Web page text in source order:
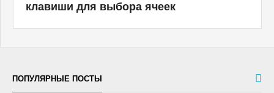
клавиши для выбора ячеек
ПОПУЛЯРНЫЕ ПОСТЫ